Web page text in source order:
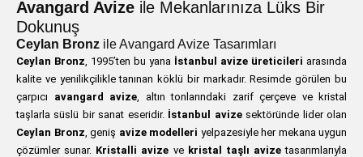
Avangard Avize ile Mekanlarınıza Lüks Bir
Dokunuş
Ceylan Bronz ile Avangard Avize Tasarımları
Ceylan Bronz, 1995’ten bu yana İstanbul avize üreticileri arasında
kalite ve yenilikçilikle tanınan köklü bir markadır. Resimde görülen bu
çarpıcı avangard avize, altın tonlarındaki zarif çerçeve ve kristal
taşlarla süslü bir sanat eseridir. İstanbul avizesektöründe lider olan
Ceylan Bronz, geniş avize modelleri yelpazesiyle her mekana uygun
çözümler sunar. Kristalli avize ve kristal taşlı avizetasarımlarıyla